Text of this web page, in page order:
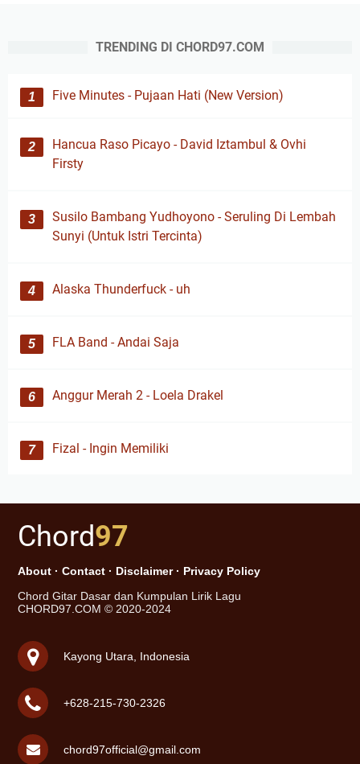
TRENDING DI CHORD97.COM
Five Minutes - Pujaan Hati (New Version)
Hancua Raso Picayo - David Iztambul & Ovhi
Firsty
Susilo Bambang Yudhoyono - Seruling Di Lembah
Sunyi (Untuk Istri Tercinta)
Alaska Thunderfuck - uh
FLA Band - Andai Saja
Anggur Merah 2 - Loela Drakel
Fizal - Ingin Memiliki
Chord97
About · Contact · Disclaimer· Privacy Policy
Chord Gitar Dasar dan Kumpulan Lirik Lagu
CHORD97.COM © 2020-2024
Kayong Utara, Indonesia
+628-215-730-2326
chord97official@gmail.com